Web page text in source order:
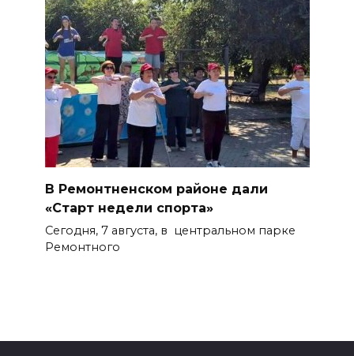
В Ремонтненском районе дали
«Старт недели спорта»
Сегодня, 7 августа, в центральном парке
Ремонтного